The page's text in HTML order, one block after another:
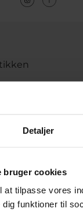
Detaljer
bruger cookies
at tilpasse vores
funktioner til